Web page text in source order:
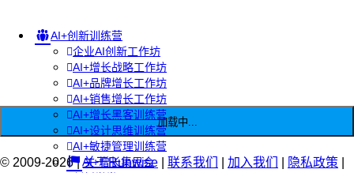
AI+创新训练营
企业AI创新工作坊
AI+增长战略工作坊
AI+品牌增长工作坊
AI+销售增长工作坊
AI+增长黑客训练营
AI+设计思维训练营
AI+敏捷管理训练营
AI+增长集思会
加载中...
© 2009-2026 |关于Runwise 联系我们 加入我们 隐私政策